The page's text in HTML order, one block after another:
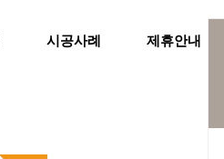
시공사례 제휴안내